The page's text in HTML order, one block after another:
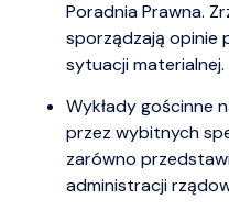
Poradnia Prawna.
sporządzają opinie
sytuacji materialnej.
Wykłady gościnne
przez wybitnych
zarówno
administracji